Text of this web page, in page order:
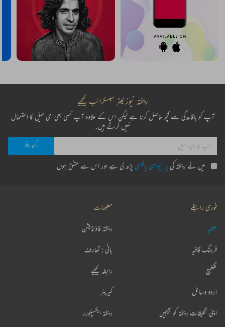
ریختہ نیوز لیٹر سبسکرائب کیجیے
آپ کو باقاعدگی سے کچھ حاصل کرنا ہے لیکن اس کے علاوہ آپ کسی بھی ای میل کا استعمال
نہیں کرتے ہیں۔
میں نے ریختہ کی پرائیویسی پالیسی پڑھ لی ہے اور اس سے متفق ہوں
فوری رابطے
عطیہ
فرہنگ قافیہ
تقطیع
اردو وسائل
اپنی تخلیقات ریختہ کو بھیجیں
معلومات
ریختہ فاؤنڈیشن
بانی : تعارف
رابطہ کیجیے
کیریئر
ریختہ ایکسپلورر